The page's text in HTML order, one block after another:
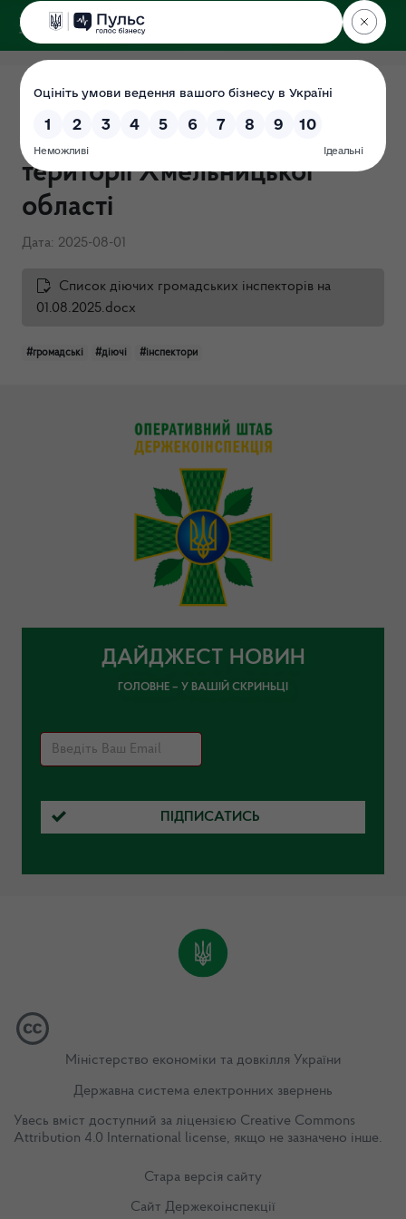
ДЕРЖЕКОІНСПЕКЦІЯ
у Хмельницькій області
Громадські інспектори з
охорони довкілля по
території Хмельницької
області
Дата: 2025-08-01
Список діючих громадських інспекторів на
01.08.2025.docx
#громадські #діючі #інспектори
ДАЙДЖЕСТ НОВИН
ГОЛОВНЕ – У ВАШІЙ СКРИНЬЦІ
ПІДПИСАТИСЬ
Міністерство економіки та довкілля України
Державна система електронних звернень
Увесь вміст доступний за ліцензією Creative Commons
Attribution 4.0 International license, якщо не зазначено інше.
Стара версія сайту
Сайт Держекоінспекції